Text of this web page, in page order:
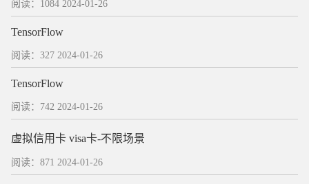
阅读：1084 2024-01-26
TensorFlow
阅读：327 2024-01-26
TensorFlow
阅读：742 2024-01-26
虚拟信用卡 visa卡-不限场景
阅读：871 2024-01-26